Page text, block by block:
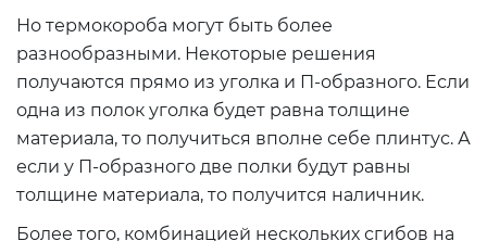
Но термокороба могут быть более
разнообразными. Некоторые решения
получаются прямо из уголка и П-образного. Если
одна из полок уголка будет равна толщине
материала, то получиться вполне себе плинтус. А
если у П-образного две полки будут равны
толщине материала, то получится наличник.
Более того, комбинацией нескольких сгибов на